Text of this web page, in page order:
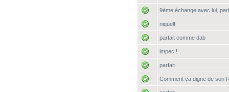
9ème échange avec lui,
niquel!
parfait comme dab
impec !
parfait
Comment ça digne de son